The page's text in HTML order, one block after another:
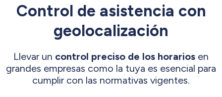
Control de asistencia con
geolocalización
Llevar un control preciso de los horarios en
grandes empresas como la tuya es esencial para
cumplir con las normativas vigentes.